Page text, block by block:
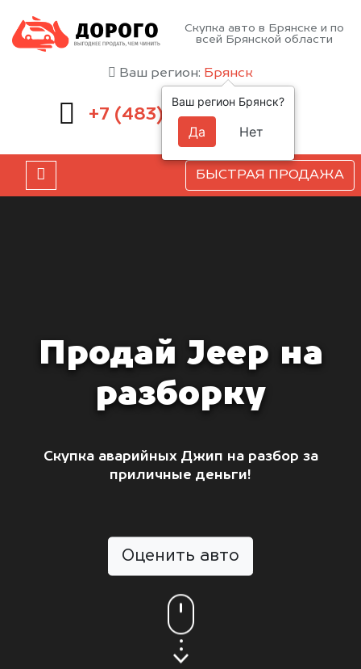
Скупка авто в Брянске и по
всей Брянской области
Ваш регион: Брянск
+7 (483) 232-00-41
БЫСТРАЯ ПРОДАЖА
Продай Jeep на
разборку
Скупка аварийных Джип на разбор за
приличные деньги!
Оценить авто
Ваш регион Брянск?
Да Нет